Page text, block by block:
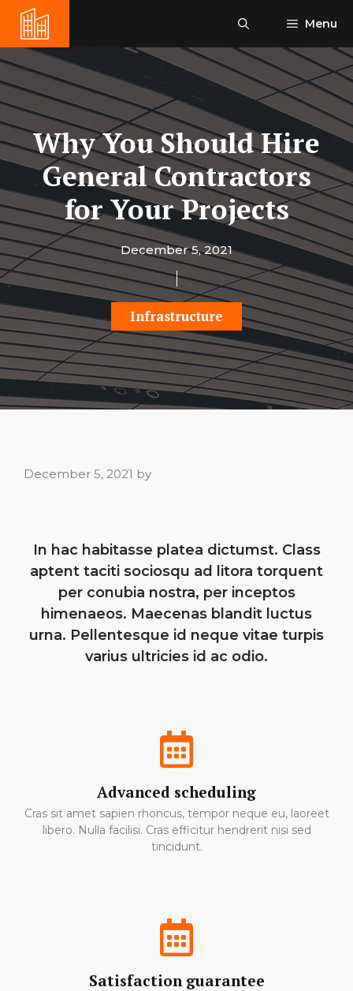
content
Menu
Why You Should Hire
General Contractors
for Your Projects
December 5, 2021
Infrastructure
December 5, 2021 by
In hac habitasse platea dictumst. Class
aptent taciti sociosqu ad litora torquent
per conubia nostra, per inceptos
himenaeos. Maecenas blandit luctus
urna. Pellentesque id neque vitae turpis
varius ultricies id ac odio.
Advanced scheduling
Cras sit amet sapien rhoncus, tempor neque eu, laoreet
libero. Nulla facilisi. Cras efficitur hendrerit nisi sed
tincidunt.
Satisfaction guarantee